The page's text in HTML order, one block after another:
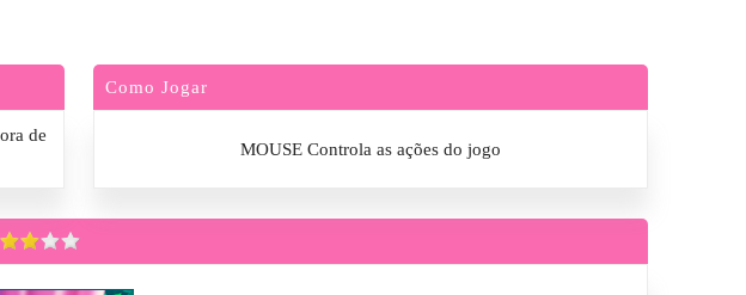
de
Como Jogar
MOUSE Controla as ações do jogo